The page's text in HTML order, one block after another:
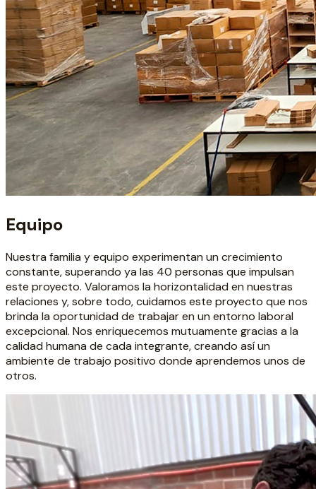
Equipo
Nuestra familia y equipo experimentan un crecimiento
constante, superando ya las 40 personas que impulsan
este proyecto. Valoramos la horizontalidad en nuestras
relaciones y, sobre todo, cuidamos este proyecto que nos
brinda la oportunidad de trabajar en un entorno laboral
excepcional. Nos enriquecemos mutuamente gracias a la
calidad humana de cada integrante, creando así un
ambiente de trabajo positivo donde aprendemos unos de
otros.